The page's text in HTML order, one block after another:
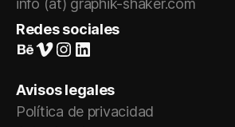
info (at) graphik-shaker.com
Redes sociales
Suivez-nous sur Behance
Vimeo
Instagram
LinkedIn
Avisos legales
Política de privacidad